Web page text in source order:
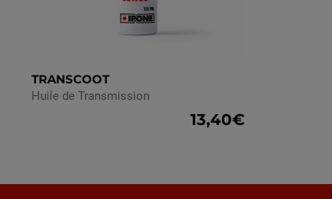
TRANSCOOT
Huile de Transmission
13,40€